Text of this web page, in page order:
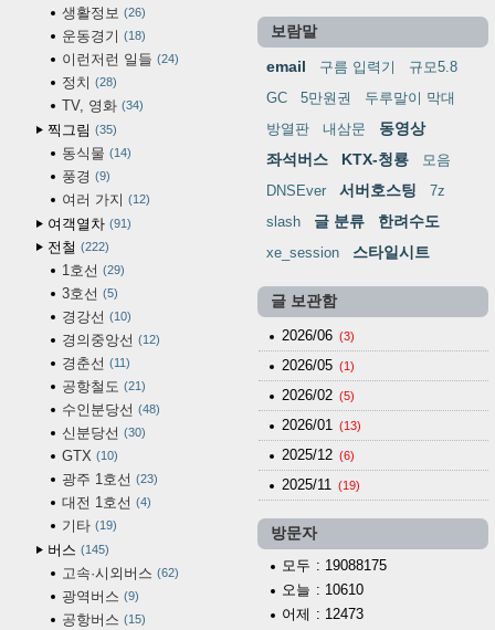
생활정보 26
운동경기 18
이런저런 일들 24
정치 28
TV, 영화 34
찍그림 35
동식물 14
풍경 9
여러 가지 12
여객열차 91
전철 222
1호선 29
3호선 5
경강선 10
경의중앙선 12
경춘선 11
공항철도 21
수인분당선 48
신분당선 30
GTX 10
광주 1호선 23
대전 1호선 4
기타 19
버스 145
고속·시외버스 62
광역버스 9
공항버스 15
보람말
email 구름 입력기
규모5.8
GC
5만원권
두루말이 막대
방열판
내삼문
동영상
좌석버스
KTX-청룡
모음
DNSEver
서버호스팅
7z
slash
글 분류 한려수도
xe_session 스타일시트
글 보관함
2026/06 (3)
2026/05 (1)
2026/02 (5)
2026/01 (13)
2025/12 (6)
2025/11 (19)
방문자
모두 : 19088175
오늘 : 10610
어제 : 12473